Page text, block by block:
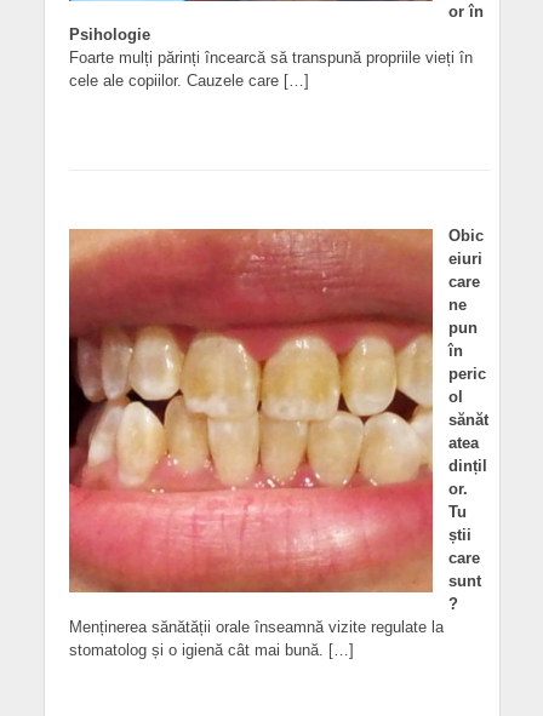
or în
Psihologie
Foarte mulți părinți încearcă să transpună propriile vieți în
cele ale copiilor. Cauzele care […]
Obic
eiuri
care
ne
pun
în
peric
ol
sănăt
atea
dințil
or.
Tu
știi
care
sunt
?
Menținerea sănătății orale înseamnă vizite regulate la
stomatolog și o igienă cât mai bună. […]